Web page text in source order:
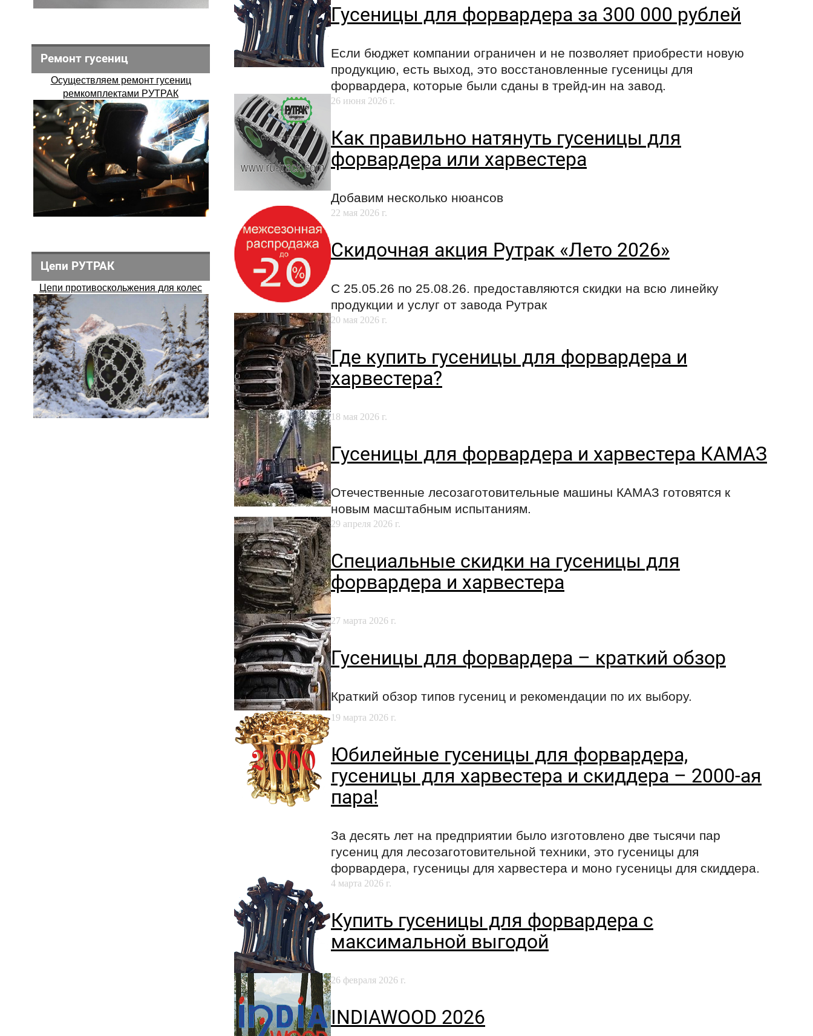
Ремонт гусениц
Осуществляем ремонт гусениц
ремкомплектами РУТРАК
Цепи РУТРАК
Цепи противоскольжения для колес
Гусеницы для форвардера за 300 000 рублей
Если бюджет компании ограничен и не позволяет приобрести новую
продукцию, есть выход, это восстановленные гусеницы для
форвардера, которые были сданы в трейд-ин на завод.
26 июня 2026 г.
Как правильно натянуть гусеницы для
форвардера или харвестера
Добавим несколько нюансов
22 мая 2026 г.
Скидочная акция Рутрак «Лето 2026»
C 25.05.26 по 25.08.26. предоставляются скидки на всю линейку
продукции и услуг от завода Рутрак
20 мая 2026 г.
Где купить гусеницы для форвардера и
харвестера?
18 мая 2026 г.
Гусеницы для форвардера и харвестера КАМАЗ
Отечественные лесозаготовительные машины КАМАЗ готовятся к
новым масштабным испытаниям.
29 апреля 2026 г.
Специальные скидки на гусеницы для
форвардера и харвестера
27 марта 2026 г.
Гусеницы для форвардера – краткий обзор
Краткий обзор типов гусениц и рекомендации по их выбору.
19 марта 2026 г.
Юбилейные гусеницы для форвардера,
гусеницы для харвестера и скиддера – 2000-ая
пара!
За десять лет на предприятии было изготовлено две тысячи пар
гусениц для лесозаготовительной техники, это гусеницы для
форвардера, гусеницы для харвестера и моно гусеницы для скиддера.
4 марта 2026 г.
Купить гусеницы для форвардера с
максимальной выгодой
26 февраля 2026 г.
INDIAWOOD 2026